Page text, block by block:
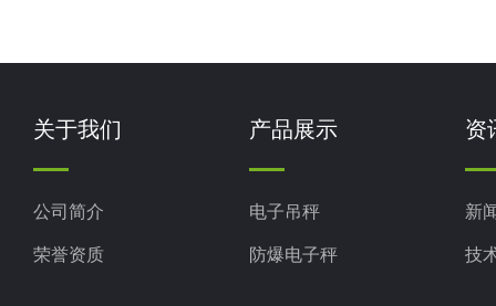
关于我们
公司简介
荣誉资质
产品展示
电子吊秤
防爆电子秤
资
新
技